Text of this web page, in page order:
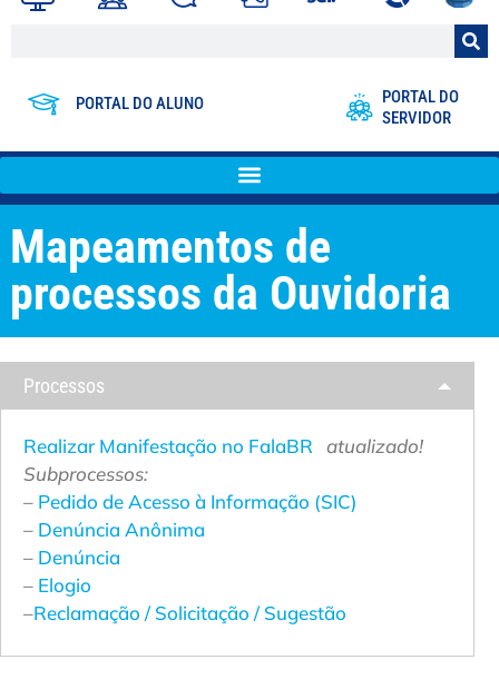
PORTAL DO ALUNO
PORTAL DO
SERVIDOR
Mapeamentos de
processos da Ouvidoria
Processos
Realizar Manifestação no FalaBR
atualizado!
Subprocessos:
– Pedido de Acesso à Informação (SIC)
– Denúncia Anônima
– Denúncia
– Elogio
–Reclamação / Solicitação / Sugestão